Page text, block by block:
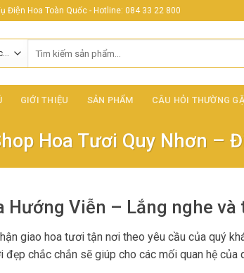
Điện Hoa Toàn Quốc - Hotline: 084 33 22 800
kiếm:
GIỚI THIỆU SẢN PHẨM CÂU HỎI THƯỜNG
Hoa Tươi Quy Nhơn –
Hướng Viễn – Lắng nghe
giao hoa tươi tận nơi theo yêu cầu của quý
chắc chắn sẽ giúp cho các mối quan hệ của